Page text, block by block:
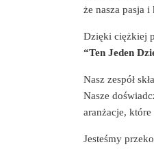
że nasza pasja
Dzięki ciężkiej
“Ten Jeden
Nasz zespół
Nasze
aranżacje,
Jesteśmy